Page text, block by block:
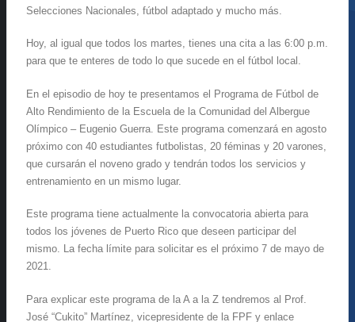
Selecciones Nacionales, fútbol adaptado y mucho más.
Hoy, al igual que todos los martes, tienes una cita a las 6:00 p.m.
para que te enteres de todo lo que sucede en el fútbol local.
En el episodio de hoy te presentamos el Programa de Fútbol de
Alto Rendimiento de la Escuela de la Comunidad del Albergue
Olímpico – Eugenio Guerra. Este programa comenzará en agosto
próximo con 40 estudiantes futbolistas, 20 féminas y 20 varones,
que cursarán el noveno grado y tendrán todos los servicios y
entrenamiento en un mismo lugar.
Este programa tiene actualmente la convocatoria abierta para
todos los jóvenes de Puerto Rico que deseen participar del
mismo. La fecha límite para solicitar es el próximo 7 de mayo de
2021.
Para explicar este programa de la A a la Z tendremos al Prof.
José “Cukito” Martínez, vicepresidente de la FPF y enlace